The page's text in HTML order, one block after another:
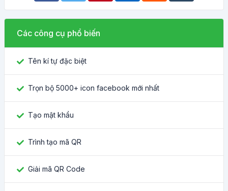
Các công cụ phổ biến
Tên kí tự đặc biệt
Trọn bộ 5000+ icon facebook mới nhất
Tạo mật khẩu
Trình tạo mã QR
Giải mã QR Code